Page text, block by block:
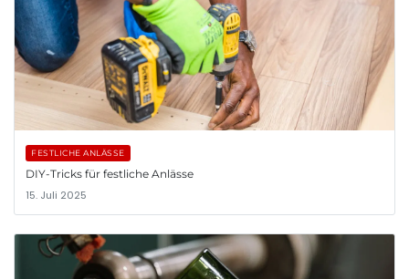
FESTLICHE ANLÄSSE
DIY-Tricks für festliche Anlässe
15. Juli 2025